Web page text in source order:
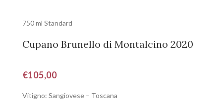
750 ml Standard
Cupano Brunello di Montalcino 2020
€105,00
Vitigno: Sangiovese – Toscana